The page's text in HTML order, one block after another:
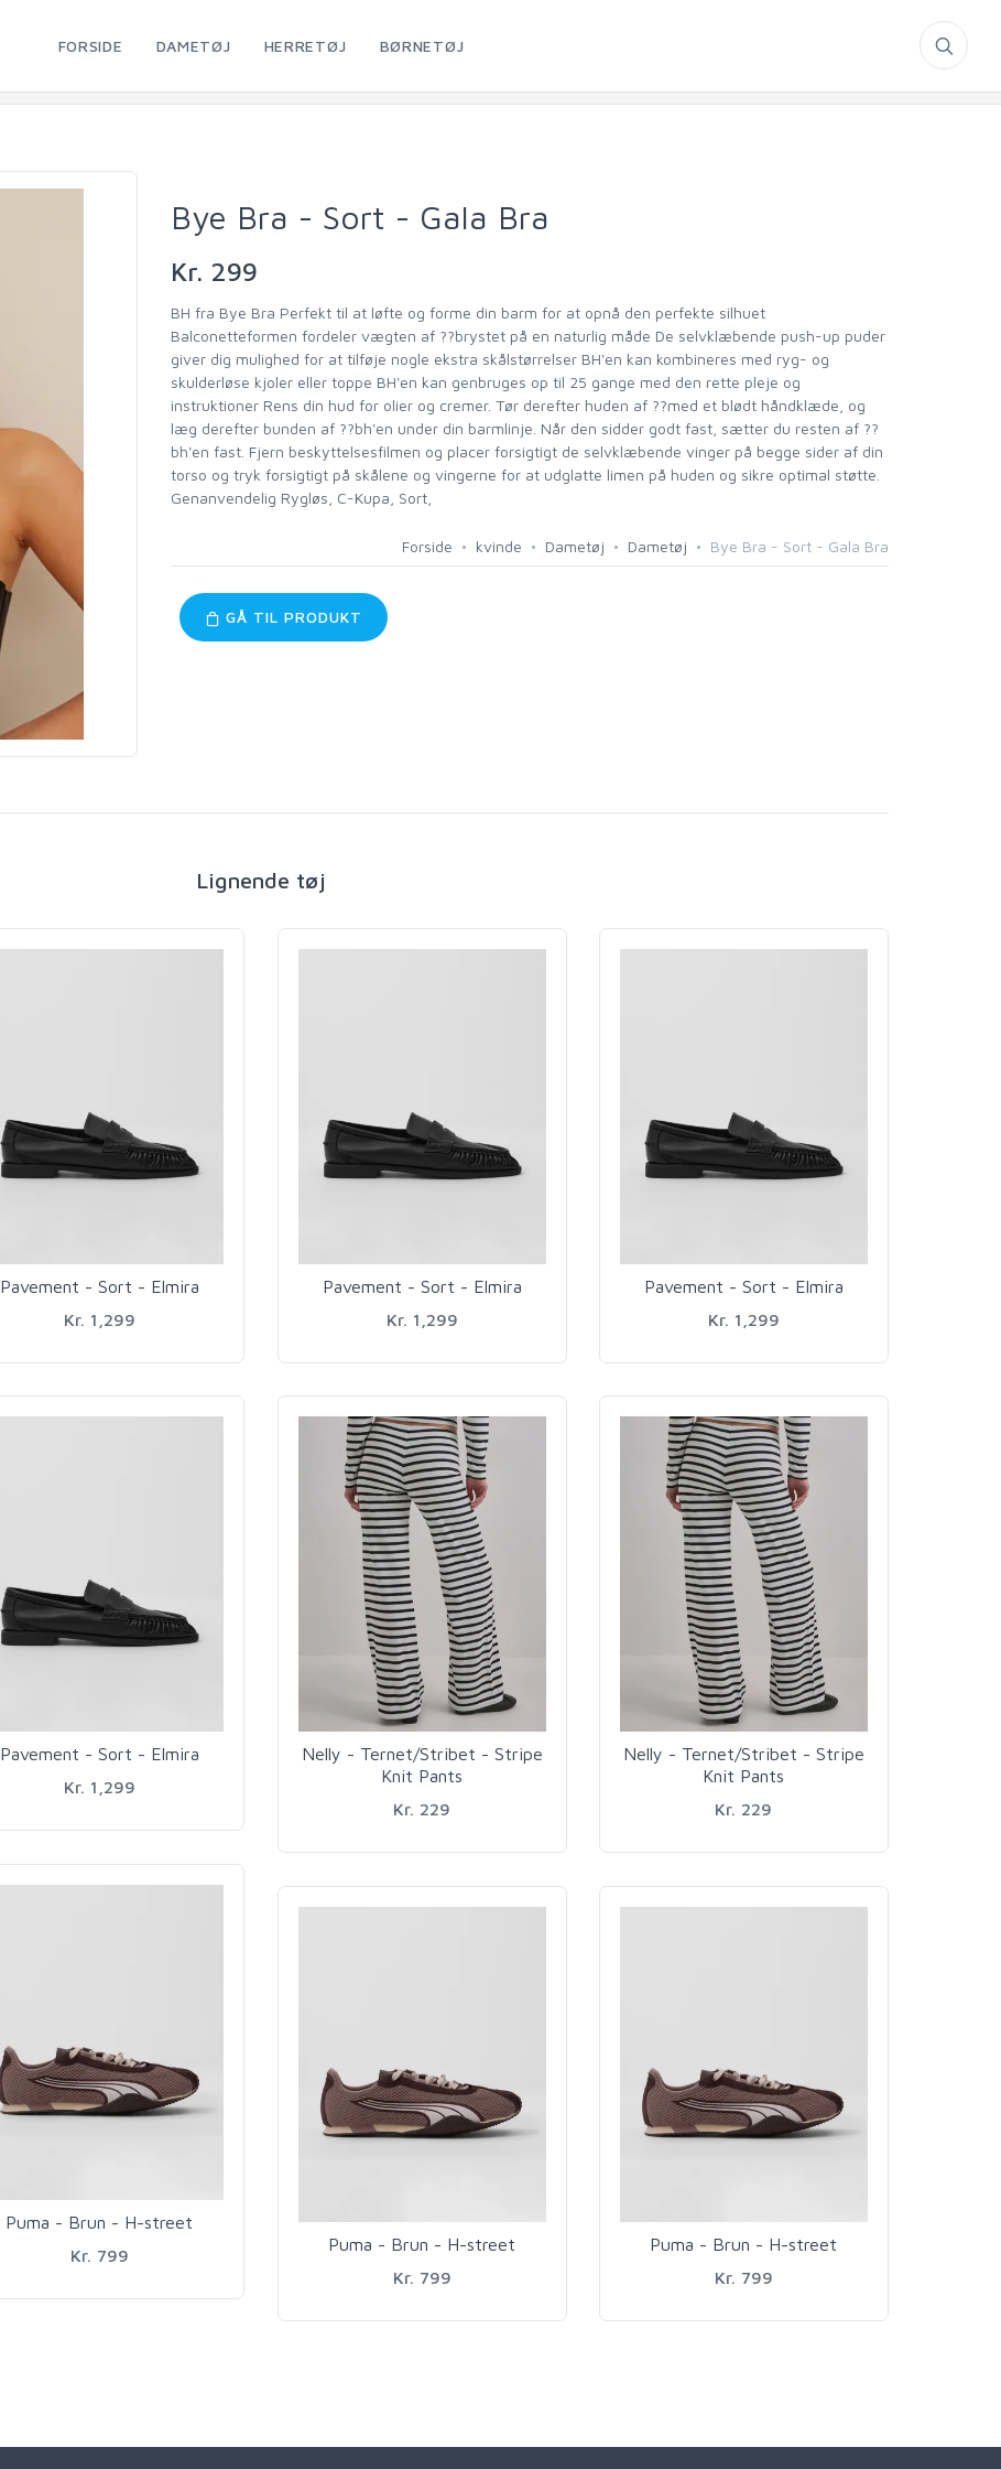
FORSIDE DAMETØJ HERRETØJ BØRNETØJ
Bye Bra - Sort - Gala Bra
Kr. 299
BH fra Bye Bra Perfekt til at løfte og forme din barm for at opnå den perfekte silhuet
Balconetteformen fordeler vægten af ??brystet på en naturlig måde De selvklæbende push-up puder
giver dig mulighed for at tilføje nogle ekstra skålstørrelser BH'en kan kombineres med ryg- og
skulderløse kjoler eller toppe BH'en kan genbruges op til 25 gange med den rette pleje og
instruktioner Rens din hud for olier og cremer. Tør derefter huden af ??med et blødt håndklæde, og
læg derefter bunden af ??bh'en under din barmlinje. Når den sidder godt fast, sætter du resten af ??
bh'en fast. Fjern beskyttelsesfilmen og placer forsigtigt de selvklæbende vinger på begge sider af din
torso og tryk forsigtigt på skålene og vingerne for at udglatte limen på huden og sikre optimal støtte.
Genanvendelig Rygløs, C-Kupa, Sort,
Forside kvinde Dametøj Dametøj Bye Bra - Sort - Gala Bra
GÅ TIL PRODUKT
Lignende tøj
Pavement - Sort - Elmira
Kr. 1,299
Pavement - Sort - Elmira
Kr. 1,299
Pavement - Sort - Elmira
Kr. 1,299
Pavement - Sort - Elmira
Kr. 1,299
Nelly - Ternet/Stribet - Stripe
Knit Pants
Kr. 229
Nelly - Ternet/Stribet - Stripe
Knit Pants
Kr. 229
Puma - Brun - H-street
Kr. 799
Puma - Brun - H-street
Kr. 799
Puma - Brun - H-street
Kr. 799